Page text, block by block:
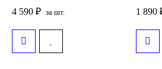
4 590 ₽ за шт. 1 890